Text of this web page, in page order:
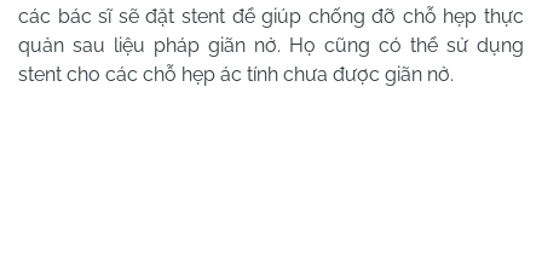
các bác sĩ sẽ đặt stent để giúp chống đỡ chỗ hẹp thực
quản sau liệu pháp giãn nở. Họ cũng có thể sử dụng
stent cho các chỗ hẹp ác tính chưa được giãn nở.